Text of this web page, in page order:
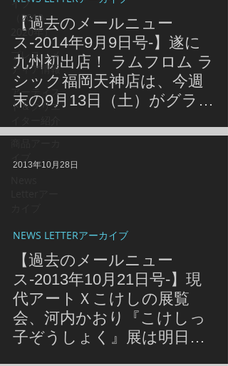
イブ
（2010-
2020年）
プレス・メ
ディア情報
アーティス
ト＆クリエ
【過去のメールニュー
ス-2014年9月9日号-】遂に
九州初出店！ ラムフロム ラ
シック福岡天神店は、今週
末の9月13日（土）がグラン
バッグのラムフロム限定カ
ラーがオンラインストアに
【過去のメールニュー
ス-2013年10月21日号-】現
代アートＸこけしの展覧
会、河内かおり『こけしっ
子ぞうしょく』展は明日か
NEWS LETTERアーカイブ
2013年10月28日